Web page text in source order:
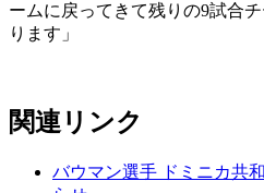
ームに戻ってきて残りの9試合
ります」
関連リンク
バウマン選手 ドミニカ共